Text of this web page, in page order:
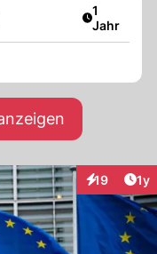
Artikel
1
Jahr
19 1y